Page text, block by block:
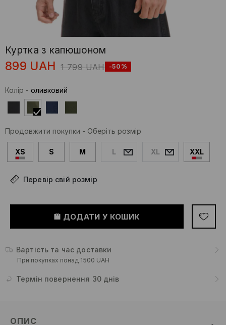
Куртка з капюшоном
899 UAH 1 799 UAH -50%
Колір - оливковий
Продовжити покупки - Оберіть розмір
XS S M L XL XXL
Перевір свій розмір
ДОДАТИ У КОШИК
Вартість та час доставки
При покупках понад 1500 UAH
Термін повернення 30 днів
ОПИС